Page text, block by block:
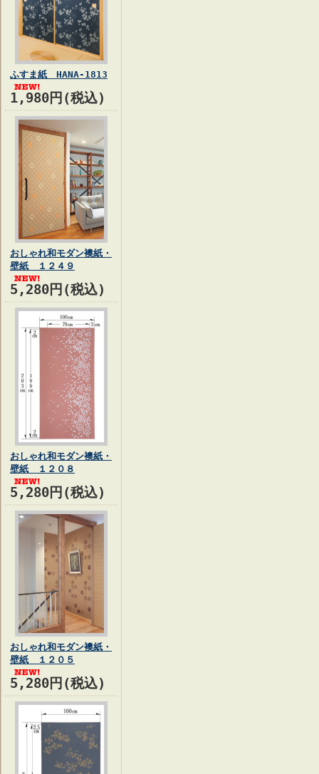
ふすま紙 HANA-1813
1,980円(税込)
おしゃれ和モダン襖紙・
壁紙 １２４９
5,280円(税込)
おしゃれ和モダン襖紙・
壁紙 １２０８
5,280円(税込)
おしゃれ和モダン襖紙・
壁紙 １２０５
5,280円(税込)